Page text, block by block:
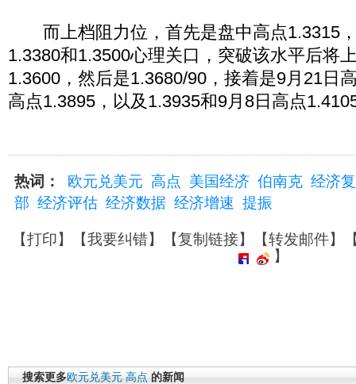
而上档阻力位，首先是盘中高点1.3315
1.3380和1.3500心理关口，突破该水平后将
1.3600，然后是1.3680/90，接着是9月21日
高点1.3895，以及1.3935和9月8日高点
热词： 欧元兑美元 高点 美国经济 伯南克 经济
部 经济评估 经济数据 经济增速 提振
【打印】【我要纠错】【复制链接】【转发邮件】
】
搜索更多欧元兑美元 高点 的新闻